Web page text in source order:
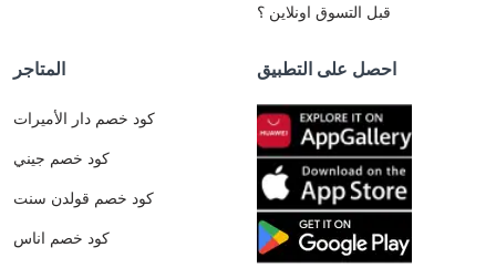
قبل التسوق اونلاين ؟
المتاجر
كود خصم دار الأميرات
كود خصم جيني
كود خصم قولدن سنت
كود خصم اناس
احصل على التطبيق